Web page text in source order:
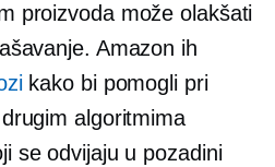
proizvoda može olakšati
Amazon ih
kako bi pomogli pri
algoritmima
se odvijaju u pozadini